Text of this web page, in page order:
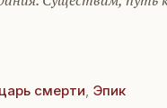
смерти, Эпик